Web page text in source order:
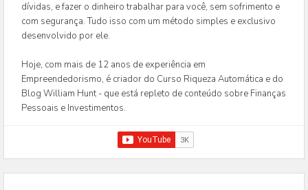
dívidas, e fazer o dinheiro trabalhar para você, sem sofrimento e
com segurança. Tudo isso com um método simples e exclusivo
desenvolvido por ele.
Hoje, com mais de 12 anos de experiência em
Empreendedorismo, é criador do Curso Riqueza Automática e do
Blog William Hunt - que está repleto de conteúdo sobre Finanças
Pessoais e Investimentos.